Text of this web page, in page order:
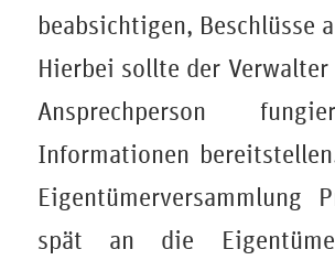
beabsichtigen, Beschlüsse
Hierbei sollte der Verwalter
Ansprechperson
Informationen
Eigentümerversammlung
spät an die